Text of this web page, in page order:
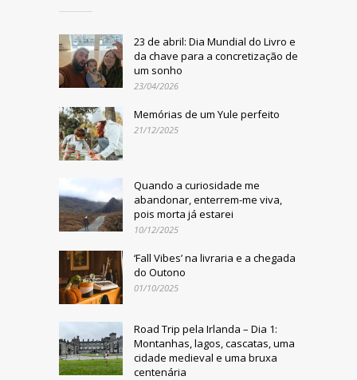
23 de abril: Dia Mundial do Livro e
da chave para a concretização de
um sonho
23/04/2026
Memórias de um Yule perfeito
21/12/2025
Quando a curiosidade me
abandonar, enterrem-me viva,
pois morta já estarei
10/12/2025
‘Fall Vibes’ na livraria e a chegada
do Outono
01/10/2025
Road Trip pela Irlanda – Dia 1:
Montanhas, lagos, cascatas, uma
cidade medieval e uma bruxa
centenária